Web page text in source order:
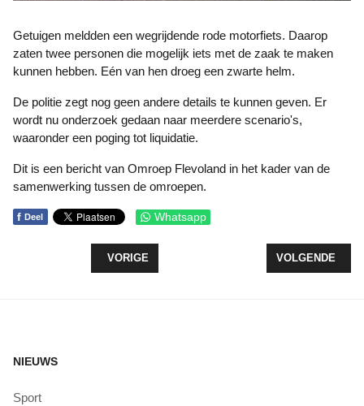
Getuigen meldden een wegrijdende rode motorfiets. Daarop
zaten twee personen die mogelijk iets met de zaak te maken
kunnen hebben. Eén van hen droeg een zwarte helm.
De politie zegt nog geen andere details te kunnen geven. Er
wordt nu onderzoek gedaan naar meerdere scenario's,
waaronder een poging tot liquidatie.
Dit is een bericht van Omroep Flevoland in het kader van de
samenwerking tussen de omroepen.
f Deel Whatsapp
VORIG ARTIKEL: RAAM INGEGOOID MET PALLET
VORIGE VOLGENDE
VOLGENDE
NIEUWS
Sport